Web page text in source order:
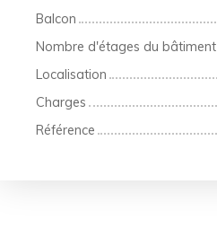
Balcon
Nombre d'étages du bâtiment
Localisation
Charges
Référence